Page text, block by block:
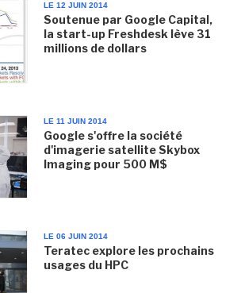
LE 12 JUIN 2014
Soutenue par Google Capital,
la start-up Freshdesk lève 31
millions de dollars
LE 11 JUIN 2014
Google s'offre la société
d'imagerie satellite Skybox
Imaging pour 500 M$
LE 06 JUIN 2014
Teratec explore les prochains
usages du HPC